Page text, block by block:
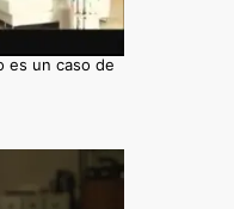
es un caso de